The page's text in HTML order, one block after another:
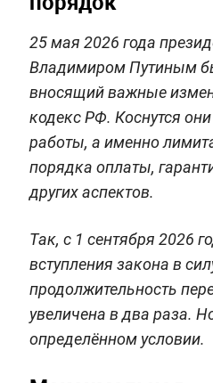
25 мая 2026 года
Владимиром Путиным
вносящий важные
кодекс РФ. Коснутся
работы, а именно
порядка оплаты,
других аспектов.
Так, с 1 сентября 2026
вступления закона в
продолжительность
увеличена в два раза.
определённом условии.